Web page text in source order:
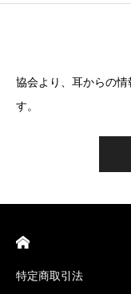
協会より、耳からの
す。
特定商取引法